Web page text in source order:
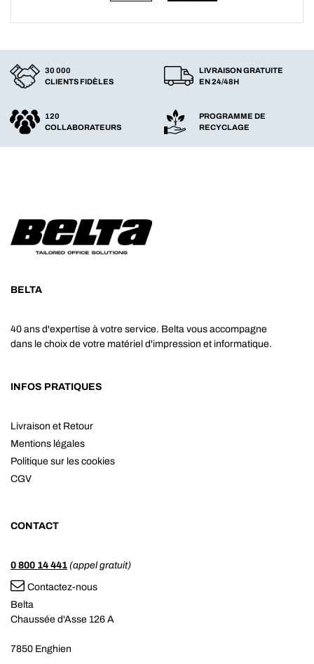
30 000
CLIENTS FIDÈLES
LIVRAISON GRATUITE
EN 24/48H
120
COLLABORATEURS
PROGRAMME DE
RECYCLAGE
BELTA
40 ans d'expertise à votre service. Belta vous accompagne
dans le choix de votre matériel d'impression et informatique.
INFOS PRATIQUES
Livraison et Retour
Mentions légales
Politique sur les cookies
CGV
CONTACT
0 800 14 441 (appel gratuit)
Contactez-nous
Belta
Chaussée d'Asse 126 A
7850 Enghien